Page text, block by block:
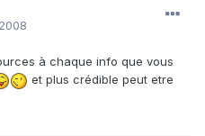
à chaque info que vous
et plus crédible peut etre